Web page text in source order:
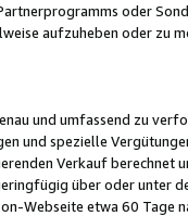
oder
aufzuheben oder zu
und umfassend zu
und spezielle
Verkauf berechnet
über oder unter
Webseite etwa 60 Tage